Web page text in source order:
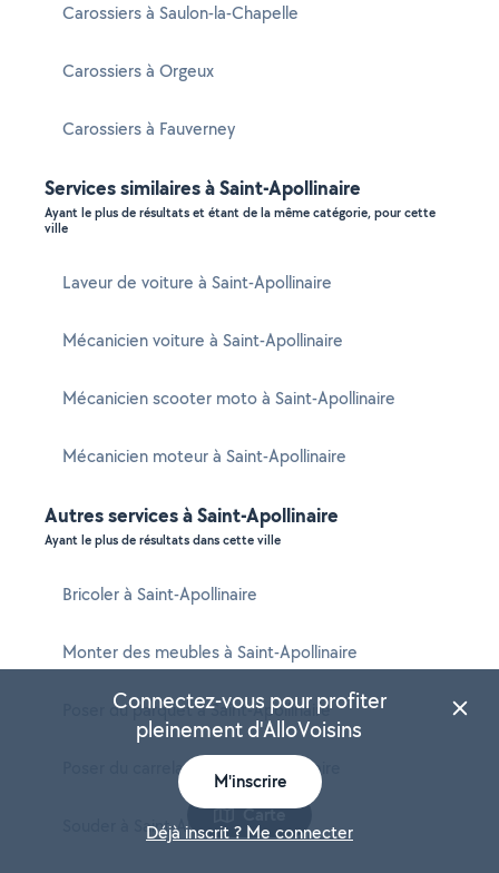
Carossiers à Saulon-la-Chapelle
Carossiers à Orgeux
Carossiers à Fauverney
Services similaires à Saint-Apollinaire
Ayant le plus de résultats et étant de la même catégorie, pour cette
ville
Laveur de voiture à Saint-Apollinaire
Mécanicien voiture à Saint-Apollinaire
Mécanicien scooter moto à Saint-Apollinaire
Mécanicien moteur à Saint-Apollinaire
Autres services à Saint-Apollinaire
Ayant le plus de résultats dans cette ville
Bricoler à Saint-Apollinaire
Monter des meubles à Saint-Apollinaire
Poser du parquet à Saint-Apollinaire
Poser du carrelage à Saint-Apollinaire
Souder à Saint-ApollinaireCarte
Connectez-vous pour profiter
pleinement d'AlloVoisins
M'inscrire
Déjà inscrit ? Me connecter